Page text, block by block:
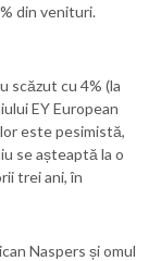
din venituri.
scăzut cu 4% (la
EY European
este pesimistă,
se așteaptă la o
trei ani, în
Naspers și omul